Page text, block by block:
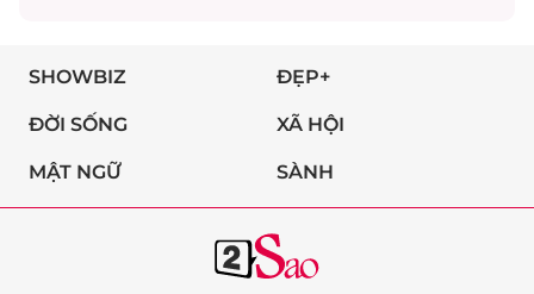
SHOWBIZ ĐẸP+
ĐỜI SỐNG XÃ HỘI
MẬT NGỮ SÀNH